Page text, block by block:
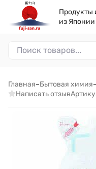
Продукты
из
Главная–Бытовая химия–
Написать отзыв